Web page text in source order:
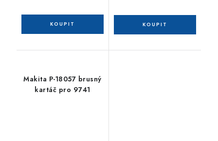
Makita P-18057 brusný
kartáč pro 9741